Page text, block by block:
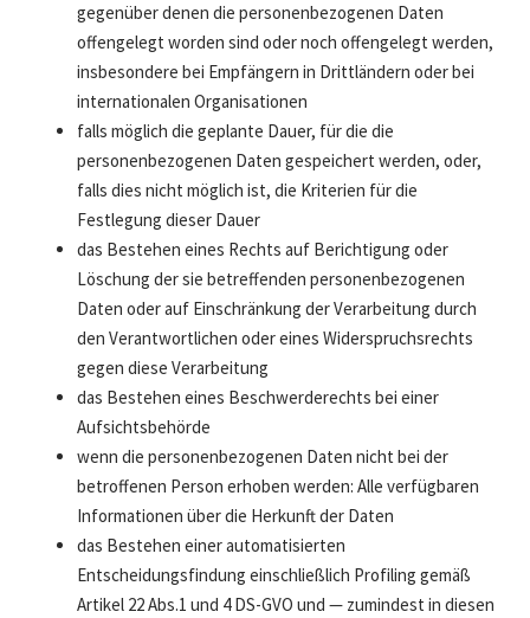
gegenüber denen die personenbezogenen Daten
offengelegt worden sind oder noch offengelegt werden,
insbesondere bei Empfängern in Drittländern oder bei
internationalen Organisationen
falls möglich die geplante Dauer, für die die
personenbezogenen Daten gespeichert werden, oder,
falls dies nicht möglich ist, die Kriterien für die
Festlegung dieser Dauer
das Bestehen eines Rechts auf Berichtigung oder
Löschung der sie betreffenden personenbezogenen
Daten oder auf Einschränkung der Verarbeitung durch
den Verantwortlichen oder eines Widerspruchsrechts
gegen diese Verarbeitung
das Bestehen eines Beschwerderechts bei einer
Aufsichtsbehörde
wenn die personenbezogenen Daten nicht bei der
betroffenen Person erhoben werden: Alle verfügbaren
Informationen über die Herkunft der Daten
das Bestehen einer automatisierten
Entscheidungsfindung einschließlich Profiling gemäß
Artikel 22 Abs.1 und 4 DS-GVO und — zumindest in diesen